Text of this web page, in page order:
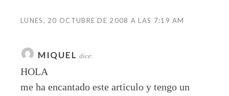
LUNES, 20 OCTUBRE DE 2008 A LAS 7:19 AM
MIQUEL dice:
HOLA
me ha encantado este articulo y tengo un